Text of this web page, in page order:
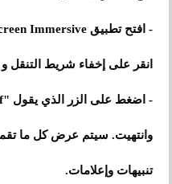
- افتح تطبيق Fullscreen Immersive ومنح الأذونات المطلوبة.
انقر على إخفاء شريط التنقل
وانتهيت. سيتم عرض كل ما
تنبيهات وإعلامات.